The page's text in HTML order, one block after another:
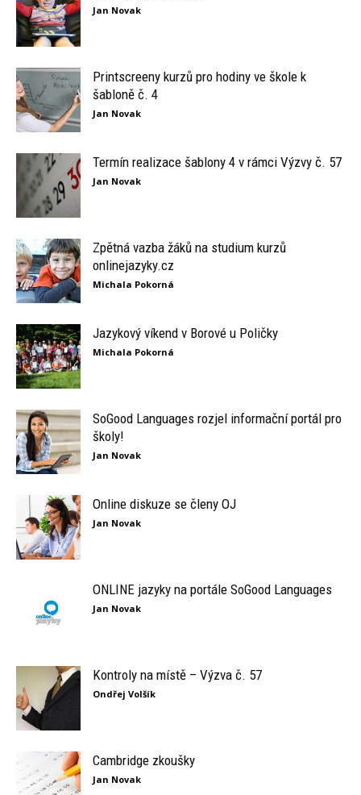
Jan Novak
Printscreeny kurzů pro hodiny ve škole k
šabloně č. 4
Jan Novak
Termín realizace šablony 4 v rámci Výzvy č. 57
Jan Novak
Zpětná vazba žáků na studium kurzů
onlinejazyky.cz
Michala Pokorná
Jazykový víkend v Borové u Poličky
Michala Pokorná
SoGood Languages rozjel informační portál pro
školy!
Jan Novak
Online diskuze se členy OJ
Jan Novak
ONLINE jazyky na portále SoGood Languages
Jan Novak
Kontroly na místě – Výzva č. 57
Ondřej Volšík
Cambridge zkoušky
Jan Novak